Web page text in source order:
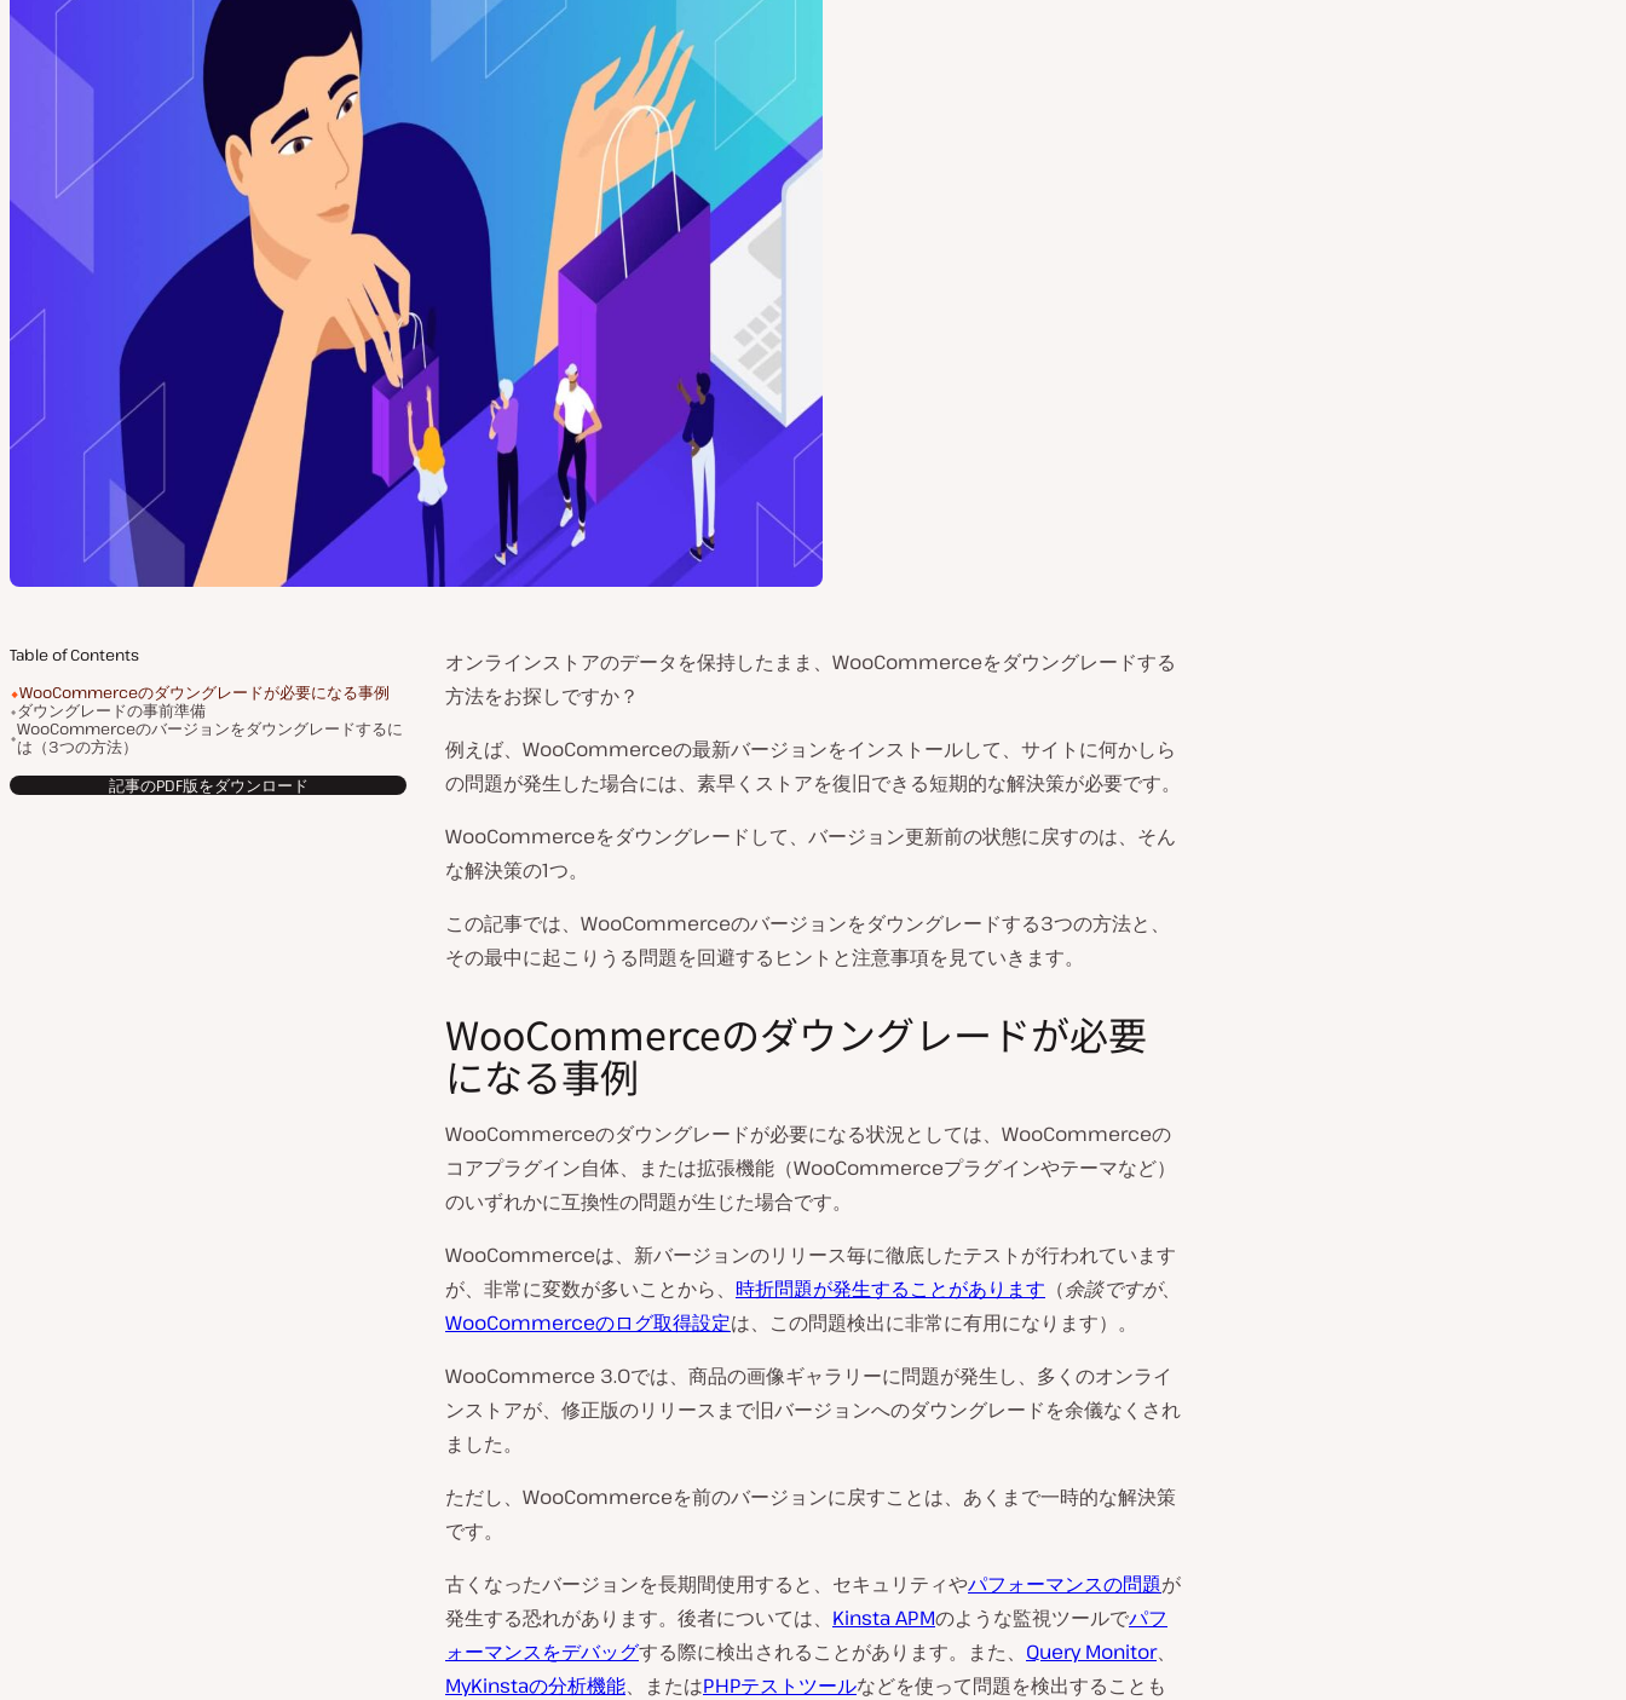
Table of Contents
WooCommerceのダウングレードが必要になる事例
ダウングレードの事前準備
WooCommerceのバージョンをダウングレードするに
は（3つの方法）
記事のPDF版をダウンロード
オンラインストアのデータを保持したまま、WooCommerceをダウングレードする
方法をお探しですか？
例えば、WooCommerceの最新バージョンをインストールして、サイトに何かしら
の問題が発生した場合には、素早くストアを復旧できる短期的な解決策が必要です。
WooCommerceをダウングレードして、バージョン更新前の状態に戻すのは、そん
な解決策の1つ。
この記事では、WooCommerceのバージョンをダウングレードする3つの方法と、
その最中に起こりうる問題を回避するヒントと注意事項を見ていきます。
WooCommerceのダウングレードが必要
になる事例
WooCommerceのダウングレードが必要になる状況としては、WooCommerceの
コアプラグイン自体、または拡張機能（WooCommerceプラグインやテーマなど）
のいずれかに互換性の問題が生じた場合です。
WooCommerceは、新バージョンのリリース毎に徹底したテストが行われています
が、非常に変数が多いことから、 時折問題が発生することがあります （余談ですが、
WooCommerceのログ取得設定は、この問題検出に非常に有用になります）。
WooCommerce 3.0では、商品の画像ギャラリーに問題が発生し、多くのオンライ
ンストアが、修正版のリリースまで旧バージョンへのダウングレードを余儀なくされ
ました。
ただし、WooCommerceを前のバージョンに戻すことは、あくまで一時的な解決策
です。
古くなったバージョンを長期間使用すると、セキュリティやパフォーマンスの問題が
発生する恐れがあります。後者については、 Kinsta APMのような監視ツールでパフ
ォーマンスをデバッグする際に検出されることがあります。また、 Query Monitor、
MyKinstaの分析機能、またはPHPテストツールなどを使って問題を検出することも